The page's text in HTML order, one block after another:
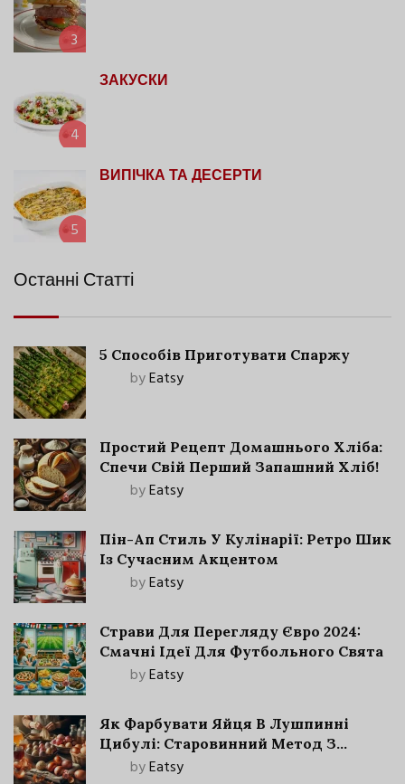
3
4
ЗАКУСКИ
5
ВИПІЧКА ТА ДЕСЕРТИ
Останні Статті
5 Способів Приготувати Спаржу
byEatsy
Простий Рецепт Домашнього Хліба:
Спечи Свій Перший Запашний Хліб!
byEatsy
Пін-Ап Стиль У Кулінарії: Ретро Шик
Із Сучасним Акцентом
byEatsy
Страви Для Перегляду Євро 2024:
Смачні Ідеї Для Футбольного Свята
byEatsy
Як Фарбувати Яйця В Лушпинні
Цибулі: Старовинний Метод З
Сучасними Нюансами
byEatsy